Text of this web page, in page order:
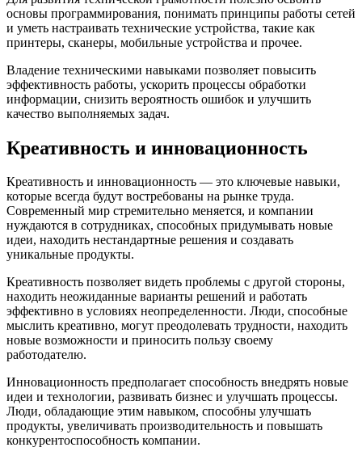
основы программирования, понимать принципы работы сетей
и уметь настраивать технические устройства, такие как
принтеры, сканеры, мобильные устройства и прочее.
Владение техническими навыками позволяет повысить
эффективность работы, ускорить процессы обработки
информации, снизить вероятность ошибок и улучшить
качество выполняемых задач.
Креативность и инновационность
Креативность и инновационность — это ключевые навыки,
которые всегда будут востребованы на рынке труда.
Современный мир стремительно меняется, и компании
нуждаются в сотрудниках, способных придумывать новые
идеи, находить нестандартные решения и создавать
уникальные продукты.
Креативность позволяет видеть проблемы с другой стороны,
находить неожиданные варианты решений и работать
эффективно в условиях неопределенности. Люди, способные
мыслить креативно, могут преодолевать трудности, находить
новые возможности и приносить пользу своему
работодателю.
Инновационность предполагает способность внедрять новые
идеи и технологии, развивать бизнес и улучшать процессы.
Люди, обладающие этим навыком, способны улучшать
продукты, увеличивать производительность и повышать
конкурентоспособность компании.